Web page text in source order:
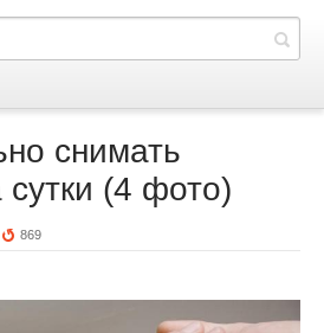
снимать
сутки (4 фото)
869